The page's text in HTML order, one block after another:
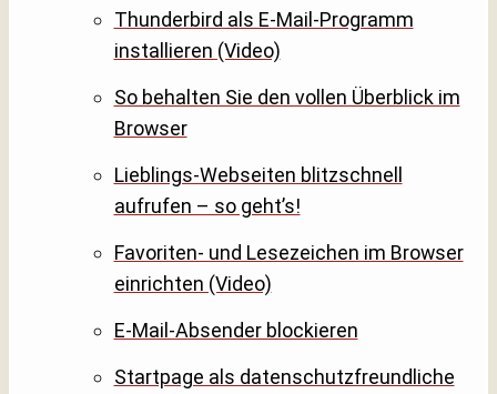
Thunderbird als E-Mail-Programm
installieren (Video)
So behalten Sie den vollen Überblick im
Browser
Lieblings-Webseiten blitzschnell
aufrufen – so geht’s!
Favoriten- und Lesezeichen im Browser
einrichten (Video)
E-Mail-Absender blockieren
Startpage als datenschutzfreundliche